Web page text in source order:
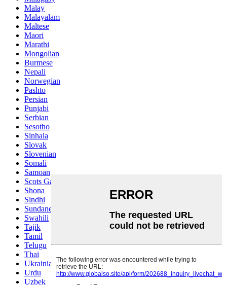
Malay
Malayalam
Maltese
Maori
Marathi
Mongolian
Burmese
Nepali
Norwegian
Pashto
Persian
Punjabi
Serbian
Sesotho
Sinhala
Slovak
Slovenian
Somali
Samoan
Scots Gaelic
Shona
Sindhi
Sundanese
Swahili
Tajik
Tamil
Telugu
Thai
Ukrainian
Urdu
Uzbek